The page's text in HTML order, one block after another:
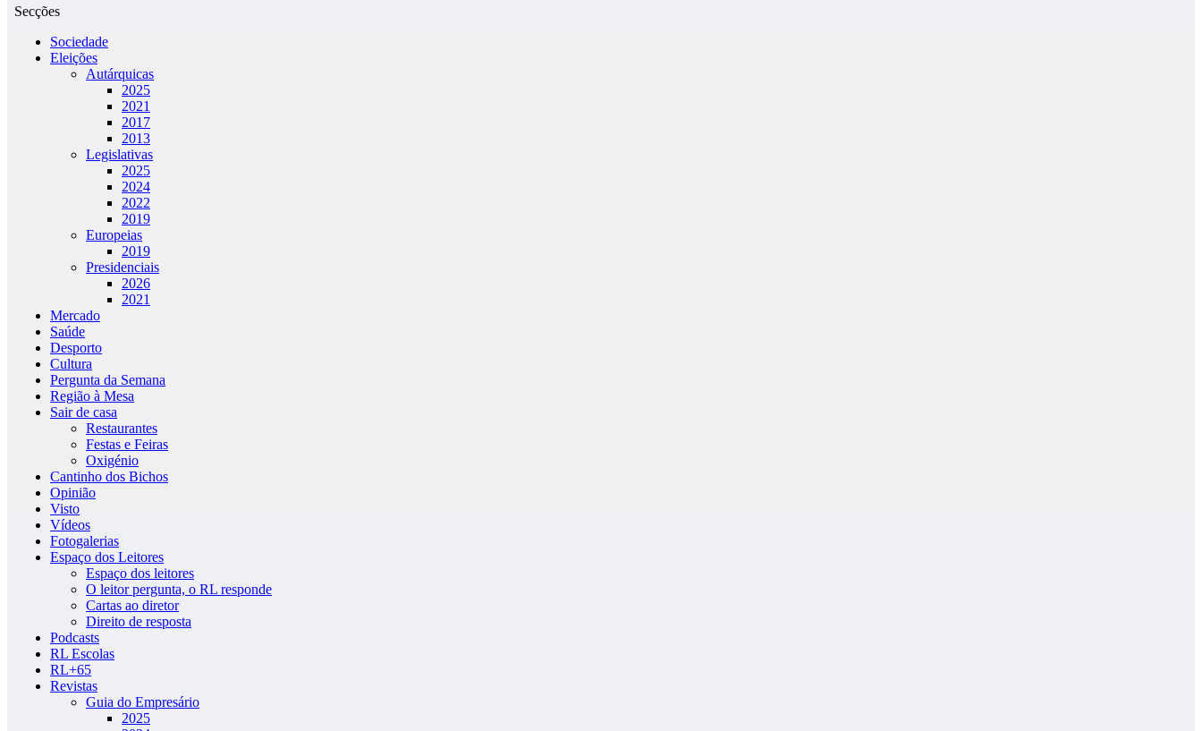
Secções
Sociedade
Eleições
Autárquicas
2025
2021
2017
2013
Legislativas
2025
2024
2022
2019
Europeias
2019
Presidenciais
2026
2021
Mercado
Saúde
Desporto
Cultura
Pergunta da Semana
Região à Mesa
Sair de casa
Restaurantes
Festas e Feiras
Oxigénio
Cantinho dos Bichos
Opinião
Visto
Vídeos
Fotogalerias
Espaço dos Leitores
Espaço dos leitores
O leitor pergunta, o RL responde
Cartas ao diretor
Direito de resposta
Podcasts
RL Escolas
RL+65
Revistas
Guia do Empresário
2025